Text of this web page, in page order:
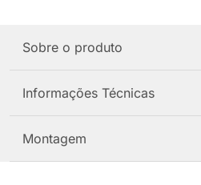
Sobre o produto
Informações Técnicas
Montagem